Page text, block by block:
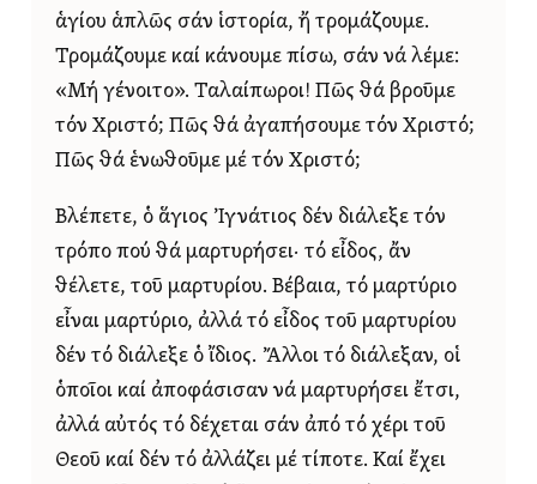
ἁγίου ἁπλῶς σάν ἱστορία, ἤ τρομάζουμε.
Τρομάζουμε καί κάνουμε πίσω, σάν νά λέμε:
«Μή γένοιτο». Ταλαίπωροι! Πῶς θά βροῦμε
τόν Χριστό; Πῶς θά ἀγαπήσουμε τόν Χριστό;
Πῶς θά ἑνωθοῦμε μέ τόν Χριστό;
Βλέπετε, ὁ ἅγιος Ἰγνάτιος δέν διάλεξε τόν
τρόπο πού θά μαρτυρήσει· τό εἶδος, ἄν
θέλετε, τοῦ μαρτυρίου. Βέβαια, τό μαρτύριο
εἶναι μαρτύριο, ἀλλά τό εἶδος τοῦ μαρτυρίου
δέν τό διάλεξε ὁ ἴδιος. Ἄλλοι τό διάλεξαν, οἱ
ὁποῖοι καί ἀποφάσισαν νά μαρτυρήσει ἔτσι,
ἀλλά αὐτός τό δέχεται σάν ἀπό τό χέρι τοῦ
Θεοῦ καί δέν τό ἀλλάζει μέ τίποτε. Καί ἔχει